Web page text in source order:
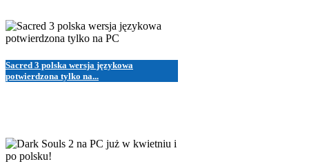
Sacred 3 polska wersja językowa
potwierdzona tylko na...